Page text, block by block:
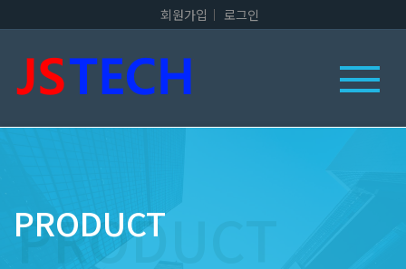
회원가입 로그인
PRODUCT